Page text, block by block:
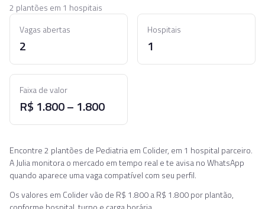
2 plantões em 1 hospitais
Vagas abertas
2
Hospitais
1
Faixa de valor
R$ 1.800 – 1.800
Encontre 2 plantões de Pediatria em Colider, em 1 hospital parceiro.
A Julia monitora o mercado em tempo real e te avisa no WhatsApp
quando aparece uma vaga compatível com seu perfil.
Os valores em Colider vão de R$ 1.800 a R$ 1.800 por plantão,